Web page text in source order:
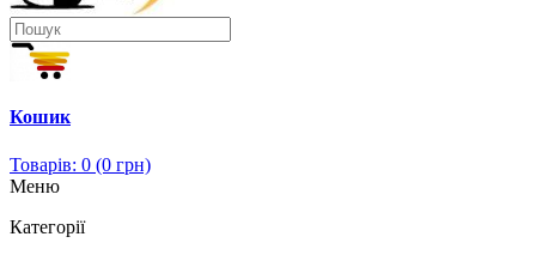
Кошик
Товарів: 0 (0 грн)
Меню
Категорії